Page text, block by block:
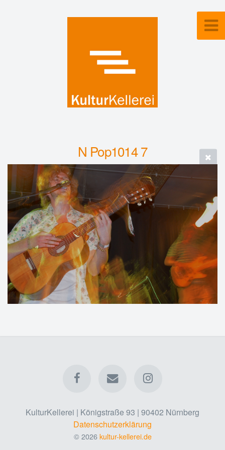
N Pop1014 7
KulturKellerei | Königstraße 93 | 90402 Nürnberg
Datenschutzerklärung
© 2026kultur-kellerei.de